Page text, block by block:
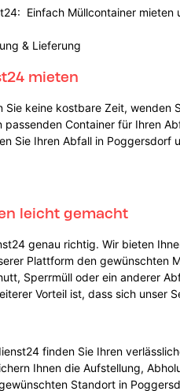
Einfach Müllcontainer
& Lieferung
mieten
keine kostbare Zeit, wenden
Container für Ihren
Sie Ihren Abfall in
leicht gemacht
genau richtig. Wir bieten
Plattform den gewünschten
Sperrmüll oder ein anderer
Vorteil ist, dass sich unser
finden Sie Ihren
Ihnen die Aufstellung,
Standort in